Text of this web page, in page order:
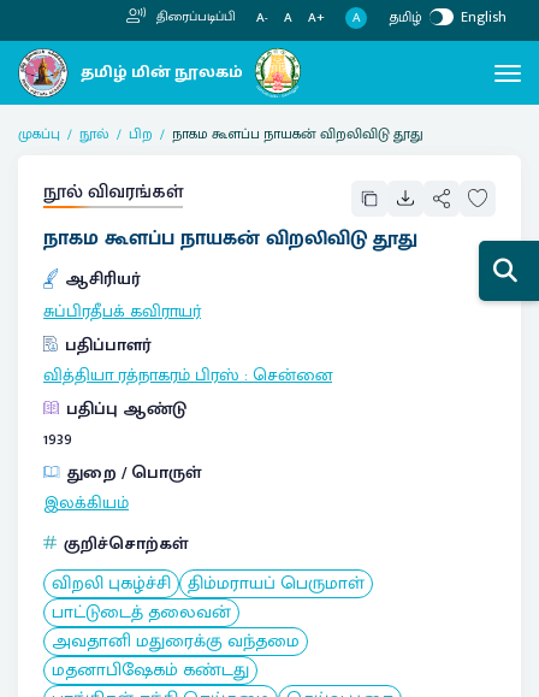
திரைப்படிப்பி A- A A+ A தமிழ் English
முகப்பு நூல் பிற நாகம கூளப்ப நாயகன் விறலிவிடு தூது
நூல் விவரங்கள்
நாகம கூளப்ப நாயகன் விறலிவிடு தூது
ஆசிரியர்
சுப்பிரதீபக் கவிராயர்
பதிப்பாளர்
வித்தியா ரத்நாகரம் பிரஸ்:சென்னை
பதிப்பு ஆண்டு
1939
துறை / பொருள்
இலக்கியம்
குறிச்சொற்கள்
விறலி புகழ்ச்சி திம்மராயப் பெருமாள்
பாட்டுடைத் தலைவன்
அவதானி மதுரைக்கு வந்தமை
மதனாபிஷேகம் கண்டது